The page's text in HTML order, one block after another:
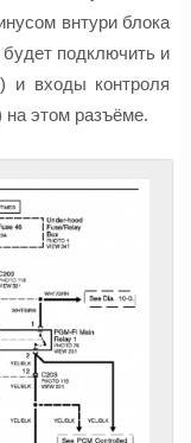
внтури блока
подключить и
и входы контроля
на этом разъёме.